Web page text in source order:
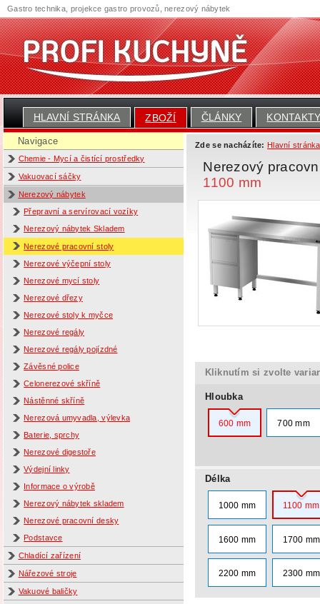
HLAVNÍ STRÁNKA ZBOŽÍ ČLÁNKY
Navigace
Chemie - Mycí a čistící prostředky
Vakuovací sáčky
Nerezový nábytek
Přepravní a servírovací vozíky
Nerezový nábytek Skladem
Nerezové pracovní stoly
Nerezové výčepní stoly
Nerezové mycí stoly
Nerezové dřezy
Nerezové stoly k myčce
Nerezové regály
Nerezové regály pojízdné
Závěsné police
Celonerezové skříně
Nástěnné skříně
Nerezová umyvadla, výlevka
Baterie, sprchy
Nerezové digestoře
Výdejní linky
Informace o výrobě
Nerezový nábytek skladem
Nerezové pracovní desky
Podstavce
Chladící zařízení
Nářezové stroje
Vakuové baličky
Zde se nacházíte: Hlavní stránka
Nerezový
1100 mm
Kliknutím si zvolte
Hloubka
600 mm 700 mm
Délka
1000 mm 1100 mm
1600 mm 1700 mm
2200 mm 2300 mm
Gastro technika, projekce gastro provozů, nerezový nábytek